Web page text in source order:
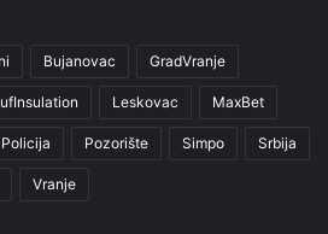
Bujanovac GradVranje
Leskovac MaxBet
Policija Pozorište Simpo Srbija
Vranje